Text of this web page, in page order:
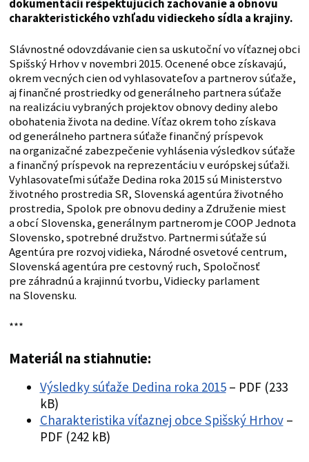
dokumentácií rešpektujúcich zachovanie a obnovu
charakteristického vzhľadu vidieckeho sídla a krajiny.
Slávnostné odovzdávanie cien sa uskutoční vo víťaznej obci
Spišský Hrhov v novembri 2015. Ocenené obce získavajú,
okrem vecných cien od vyhlasovateľov a partnerov súťaže,
aj finančné prostriedky od generálneho partnera súťaže
na realizáciu vybraných projektov obnovy dediny alebo
obohatenia života na dedine. Víťaz okrem toho získava
od generálneho partnera súťaže finančný príspevok
na organizačné zabezpečenie vyhlásenia výsledkov súťaže
a finančný príspevok na reprezentáciu v európskej súťaži.
Vyhlasovateľmi súťaže Dedina roka 2015 sú Ministerstvo
životného prostredia SR, Slovenská agentúra životného
prostredia, Spolok pre obnovu dediny a Združenie miest
a obcí Slovenska, generálnym partnerom je COOP Jednota
Slovensko, spotrebné družstvo. Partnermi súťaže sú
Agentúra pre rozvoj vidieka, Národné osvetové centrum,
Slovenská agentúra pre cestovný ruch, Spoločnosť
pre záhradnú a krajinnú tvorbu, Vidiecky parlament
na Slovensku.
***
Materiál na stiahnutie:
Výsledky súťaže Dedina roka 2015– PDF (233
kB)
Charakteristika víťaznej obce Spišský Hrhov–
PDF (242 kB)